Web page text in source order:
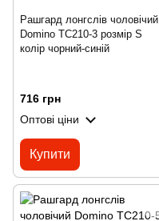
Рашгард лонгслів чоловічий
Domino TC210-3 розмір S
колір чорний-синій
716 грн
Оптові ціни
Купити